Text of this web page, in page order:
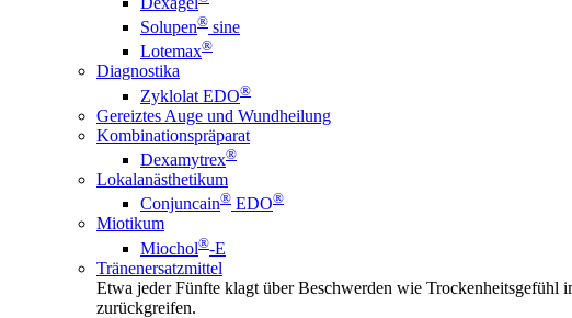
Solupen® sine
Lotemax®
Diagnostika
Zyklolat EDO®
Gereiztes Auge und Wundheilung
Kombinationspräparat
Dexamytrex®
Lokalanästhetikum
Conjuncain® EDO®
Miotikum
Miochol®-E
Tränenersatzmittel
Etwa jeder Fünfte klagt über Beschwerden wie Trockenheitsgefühl
zurückgreifen.